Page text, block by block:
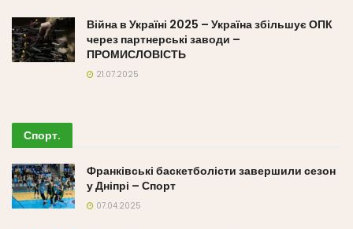
Війна в Україні 2025 – Україна збільшує ОПК
через партнерські заводи –
ПРОМИСЛОВІСТЬ
21.07.2025
Спорт.
Франківські баскетболісти завершили сезон
у Дніпрі – Спорт
07.04.2025